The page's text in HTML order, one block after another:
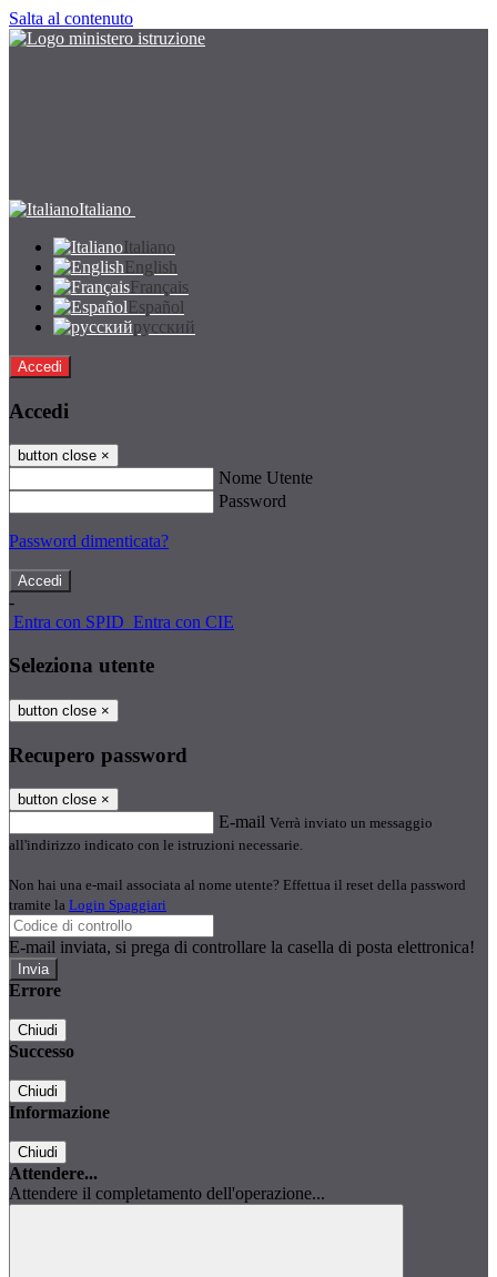
Salta al contenuto
Italiano
Italiano
English
Français
Español
русский
Accedi
Accedi
button close ×
Nome Utente
Password
Password dimenticata?
-
Entra con SPID Entra con CIE
Seleziona utente
button close ×
Recupero password
button close ×
E-mail Verrà inviato un messaggio
all'indirizzo indicato con le istruzioni necessarie.
Non hai una e-mail associata al nome utente? Effettua il reset della password
tramite la Login Spaggiari
E-mail inviata, si prega di controllare la casella di posta elettronica!
Errore
Chiudi
Successo
Chiudi
Informazione
Chiudi
Attendere...
Attendere il completamento dell'operazione...